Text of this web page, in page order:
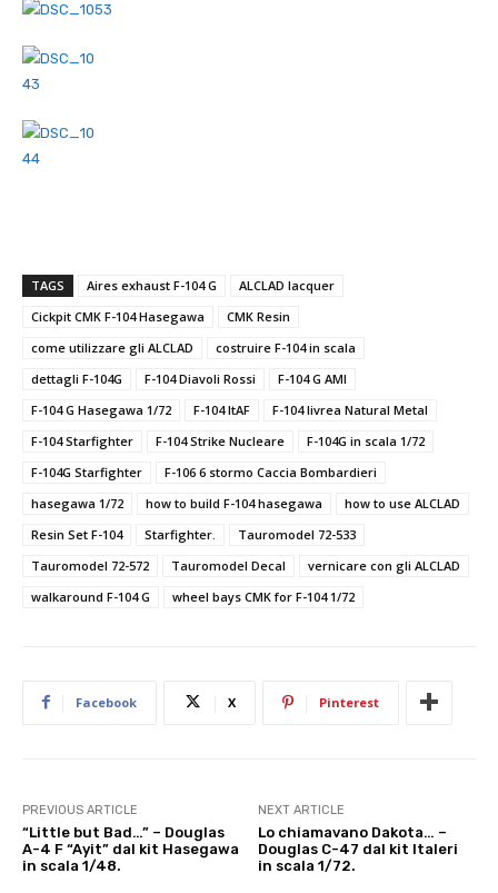
TAGS Aires exhaust F-104 G
ALCLAD lacquer
Cickpit CMK F-104 Hasegawa
CMK Resin
come utilizzare gli ALCLAD
costruire F-104 in scala
dettagli F-104G
F-104 Diavoli Rossi
F-104 G AMI
F-104 G Hasegawa 1/72
F-104 ItAF
F-104 livrea Natural Metal
F-104 Starfighter
F-104 Strike Nucleare
F-104G in scala 1/72
F-104G Starfighter
F-106 6 stormo Caccia Bombardieri
hasegawa 1/72
how to build F-104 hasegawa
how to use ALCLAD
Resin Set F-104
Starfighter.
Tauromodel 72-533
Tauromodel 72-572
Tauromodel Decal
vernicare con gli ALCLAD
walkaround F-104 G
wheel bays CMK for F-104 1/72
Facebook X Pinterest
PREVIOUS ARTICLE
“Little but Bad…” – Douglas
A-4 F “Ayit” dal kit Hasegawa
in scala 1/48.
NEXT ARTICLE
Lo chiamavano Dakota… –
Douglas C-47 dal kit Italeri
in scala 1/72.